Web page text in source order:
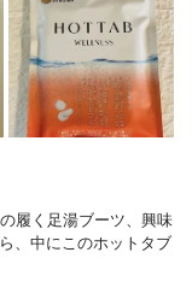
履く足湯ブーツ、興味
、中にこのホットタブ